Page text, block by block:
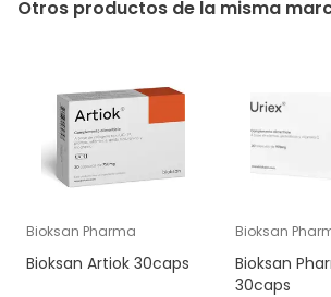
Otros productos de la misma
Bioksan Pharma
Bioksan Artiok 30caps
Bioksan
Bioksan
30caps